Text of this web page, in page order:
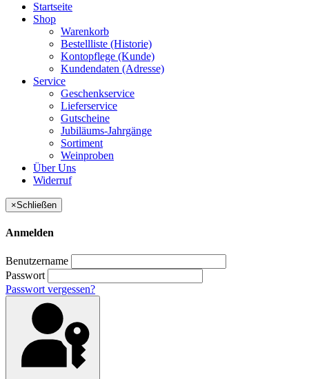
Startseite
Shop
Warenkorb
Bestellliste (Historie)
Kontopflege (Kunde)
Kundendaten (Adresse)
Service
Geschenkservice
Lieferservice
Gutscheine
Jubiläums-Jahrgänge
Sortiment
Weinproben
Über Uns
Widerruf
×Schließen
Anmelden
Benutzername
Passwort
Passwort vergessen?